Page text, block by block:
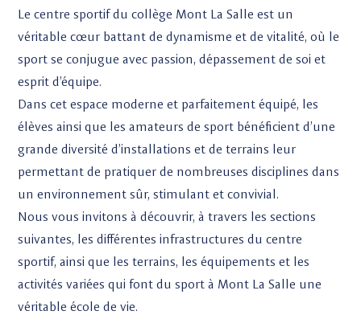
Le centre sportif du collège Mont La Salle est un
véritable cœur battant de dynamisme et de vitalité, où le
sport se conjugue avec passion, dépassement de soi et
esprit d’équipe.
Dans cet espace moderne et parfaitement équipé, les
élèves ainsi que les amateurs de sport bénéficient d’une
grande diversité d’installations et de terrains leur
permettant de pratiquer de nombreuses disciplines dans
un environnement sûr, stimulant et convivial.
Nous vous invitons à découvrir, à travers les sections
suivantes, les différentes infrastructures du centre
sportif, ainsi que les terrains, les équipements et les
activités variées qui font du sport à Mont La Salle une
véritable école de vie.